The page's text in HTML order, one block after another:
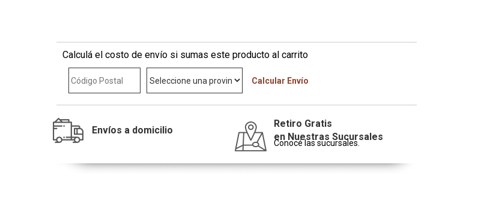
Calculá el costo de envío si sumas este producto al carrito
Calcular Envío
Envíos a domicilio
Retiro Gratis
en Nuestras Sucursales
Conocé las sucursales.